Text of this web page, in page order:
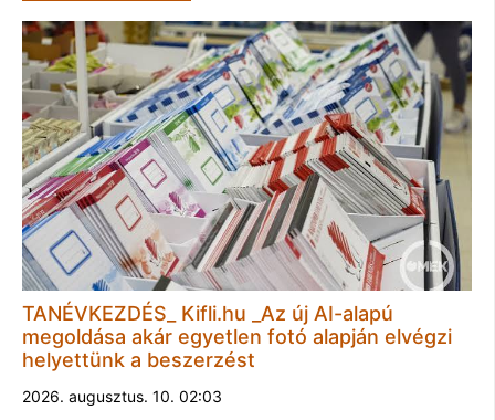
TANÉVKEZDÉS_ Kifli.hu _Az új AI-alapú
megoldása akár egyetlen fotó alapján elvégzi
helyettünk a beszerzést
2026. augusztus. 10. 02:03